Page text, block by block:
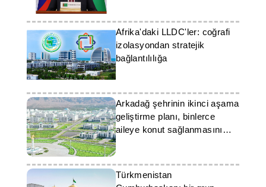
Afrika'daki LLDC'ler: coğrafi
izolasyondan stratejik
bağlantılılığa
Arkadağ şehrinin ikinci aşama
geliştirme planı, binlerce
aileye konut sağlanmasını
öngörüyor
Türkmenistan